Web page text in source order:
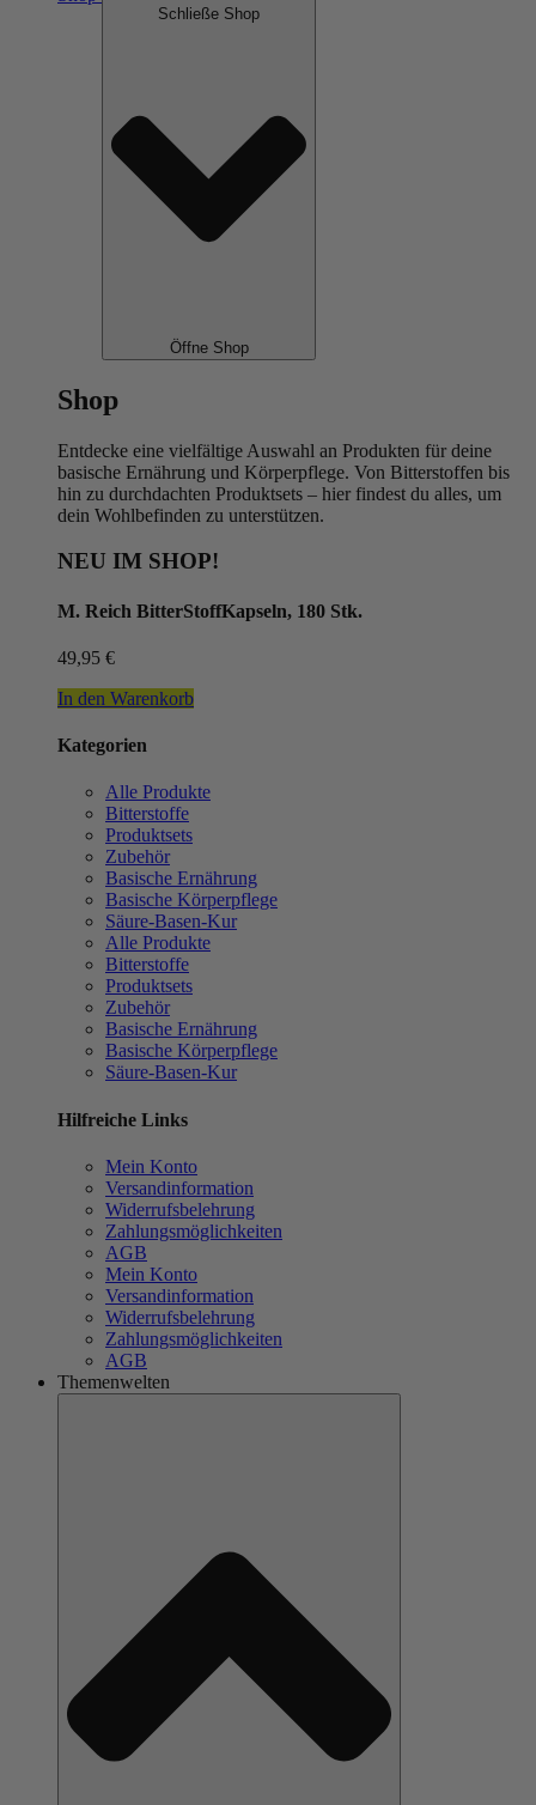
Schließe Shop
Öffne Shop
Shop
Entdecke eine vielfältige Auswahl an Produkten für deine
basische Ernährung und Körperpflege. Von Bitterstoffen bis
hin zu durchdachten Produktsets – hier findest du alles, um
dein Wohlbefinden zu unterstützen.
NEU IM SHOP!
M. Reich BitterStoffKapseln, 180 Stk.
49,95 €
In den Warenkorb
Kategorien
Alle Produkte
Bitterstoffe
Produktsets
Zubehör
Basische Ernährung
Basische Körperpflege
Säure-Basen-Kur
Alle Produkte
Bitterstoffe
Produktsets
Zubehör
Basische Ernährung
Basische Körperpflege
Säure-Basen-Kur
Hilfreiche Links
Mein Konto
Versandinformation
Widerrufsbelehrung
Zahlungsmöglichkeiten
AGB
Mein Konto
Versandinformation
Widerrufsbelehrung
Zahlungsmöglichkeiten
AGB
Themenwelten